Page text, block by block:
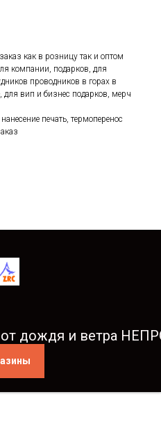
как в розницу так и оптом
компании, подарков, для
проводников в горах в
для вип и бизнес подарков, мерч
печать, термоперенос
дождя и ветра